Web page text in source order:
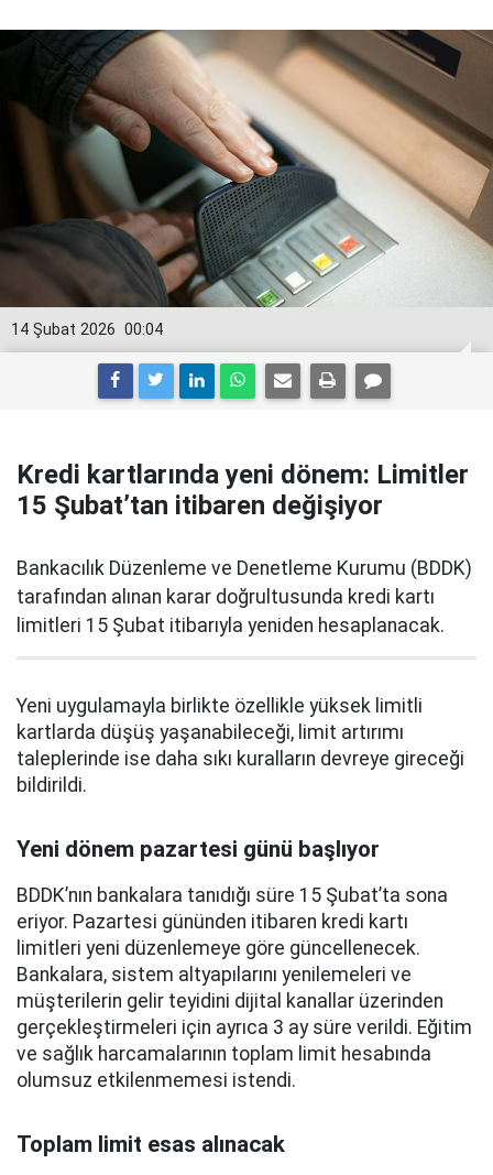
00:04
14 Şubat 2026
Kredi kartlarında yeni dönem: Limitler
15 Şubat’tan itibaren değişiyor
Bankacılık Düzenleme ve Denetleme Kurumu (BDDK)
tarafından alınan karar doğrultusunda kredi kartı
limitleri 15 Şubat itibarıyla yeniden hesaplanacak.
Yeni uygulamayla birlikte özellikle yüksek limitli
kartlarda düşüş yaşanabileceği, limit artırımı
taleplerinde ise daha sıkı kuralların devreye gireceği
bildirildi.
Yeni dönem pazartesi günü başlıyor
BDDK’nın bankalara tanıdığı süre 15 Şubat’ta sona
eriyor. Pazartesi gününden itibaren kredi kartı
limitleri yeni düzenlemeye göre güncellenecek.
Bankalara, sistem altyapılarını yenilemeleri ve
müşterilerin gelir teyidini dijital kanallar üzerinden
gerçekleştirmeleri için ayrıca 3 ay süre verildi. Eğitim
ve sağlık harcamalarının toplam limit hesabında
olumsuz etkilenmemesi istendi.
Toplam limit esas alınacak